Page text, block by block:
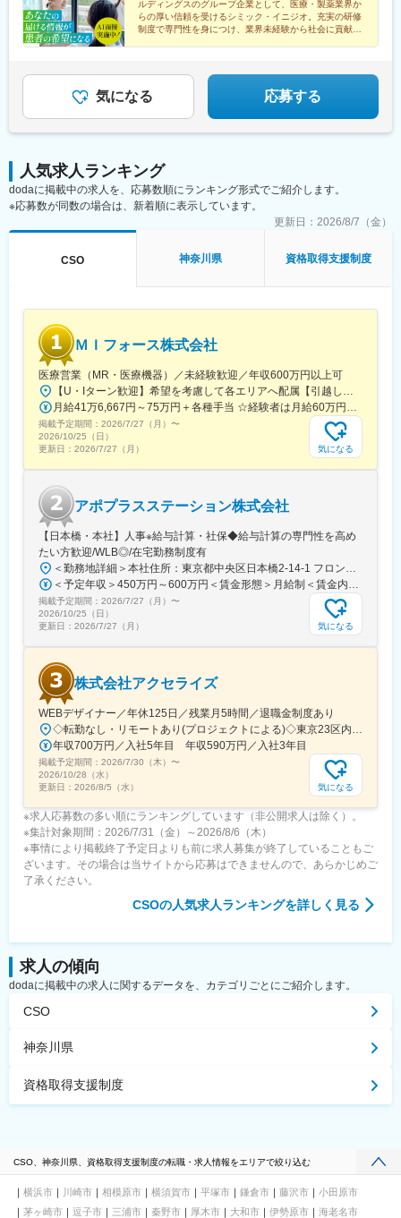
ルディングスのグループ企業として、医療・製薬業界か
らの厚い信頼を受けるシミック・イニジオ。充実の研修
制度で専門性を身につけ、業界未経験から社会に貢献す
気になる 応募する
人気求人ランキング
dodaに掲載中の求人を、応募数順にランキング形式でご紹介します。
※応募数が同数の場合は、新着順に表示しています。
更新日： 2026/8/7（金）
CSO 神奈川県 資格取得支援制度
ＭＩフォース株式会社
医療営業（MR・医療機器）／未経験歓迎／年収600万円以上可
【U・Iターン歓迎】希望を考慮して各エリアへ配属【引越し代は会社全額負担】■本社 東京都中央区築地1-13-1 銀座松竹スクエア9F■勤務エリア：（1）北海道：北海道（2）東北：青森・秋田・岩手・山形・宮城・福島（3）関東：東京・神奈川・千葉・埼玉・茨城・栃木・群馬（4）甲信越：新潟・長野・山梨（5）東海：愛知・岐阜・三重・静岡（6）北陸：富山・石川・福井（7）近畿：大阪・京都・滋賀・奈良・和歌山・兵庫（8）中国：岡山・広島・山口・島根・鳥取（9）四国：香川・徳島・高知・愛媛（10）九州：福岡・大分・宮崎・鹿児島・熊本・佐賀・長崎・沖縄※勤務地限定～全国転勤（規定あり）の選択可能※配属エリアは希望を考慮して決定いたします。希望範囲外への転勤はありません。※変更の範囲：会社の定める事業所（リモートワーク含む）
月給41万6,667円～75万円＋各種手当 ☆経験者は月給60万円以上！・・・・・・■未経験者：月給41万6,667円～＋各種手当※上記には固定残業代（7万9,114円～／30時間分）を含みます。※超過分は別途全額支給いたします。◎手当を含めれば初年度から年収600万円以上も可能！・・・・・・■経験者：月給60万円～75万円＋各種手当※上記には固定残業代（11万760円～／30時間分）を含みます。※超過分は別途全額支給いたします。＜年収例＞◎初年度年収は700万円以上！◎最大年収900万円以上も目指せる♪・・・・・・＼社員の年収例／ 800万円／36歳（入社3年） 860万円／42歳（入社4年） 920万円／45歳（入社6年） ※諸手当含む
掲載予定期間： 2026/7/27（月） 〜
2026/10/25（日）
更新日： 2026/7/27（月） 気になる
アポプラスステーション株式会社
【日本橋・本社】人事※給与計算・社保◆給与計算の専門性を高め
たい方歓迎/WLB◎/在宅勤務制度有
＜勤務地詳細＞本社住所：東京都中央区日本橋2-14-1 フロントプレイス日本橋勤務地最寄駅：各線／日本橋駅受動喫煙対策：敷地内喫煙可能場所あり変更の範囲：会社の定める事業所
＜予定年収＞450万円～600万円＜賃金形態＞月給制＜賃金内訳＞月額（基本給）：243,000円～330,300円固定残業手当/月：57,000円～77,700円（固定残業時間30時間0分/月）超過した時間外労働の残業手当は追加支給＜月給＞300,000円～408,000円（一律手当を含む）＜昇給有無＞有＜残業手当＞有＜給与補足＞※上記金額にスキル・ご経験に応じて加算する可能性がございます※給与詳細は、経験・スキルを考慮した上で決定。■昇給：年1回（4月）賃金はあくまでも目安の金額であり、選考を通じて上下する可能性があります。月給(月額)は固定手当を含めた表記です。
掲載予定期間： 2026/7/27（月） 〜
2026/10/25（日）
更新日： 2026/7/27（月） 気になる
株式会社アクセライズ
WEBデザイナー／年休125日／残業月5時間／退職金制度あり
◇転勤なし・リモートあり(プロジェクトによる)◇東京23区内を中心としたプロジェクト先▽勤務エリア・東京都内を中心とした一都三県・東京23区内のプロジェクトが中心・プロジェクトによりリモートワークあり・千葉、埼玉、神奈川にも案件あり。強制はなし。■東京本社／東京都千代田区神田小川町1-5-1 神田御幸ビル8F
年収700万円／入社5年目 年収590万円／入社3年目
掲載予定期間： 2026/7/30（木） 〜
2026/10/28（水）
更新日： 2026/8/5（水） 気になる
※求人応募数の多い順にランキングしています（非公開求人は除く）。
※集計対象期間：2026/7/31（金）～2026/8/6（木）
※事情により掲載終了予定日よりも前に求人募集が終了していることもご
ざいます。その場合は当サイトから応募はできませんので、あらかじめご
了承ください。
CSOの人気求人ランキングを詳しく見る
求人の傾向
dodaに掲載中の求人に関するデータを、カテゴリごとにご紹介します。
CSO
神奈川県
資格取得支援制度
CSO、神奈川県、資格取得支援制度の転職・求人情報をエリアで絞り込む
横浜市 川崎市 相模原市 横須賀市 平塚市 鎌倉市 藤沢市
小田原市
茅ヶ崎市
逗子市 三浦市 秦野市 厚木市 大和市 伊勢原市
海老名市